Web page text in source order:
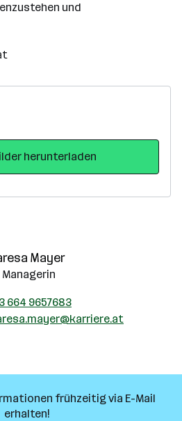
und
herunterladen
Mayer
Managerin
664 9657683
frühzeitig via E-Mail
erhalten!